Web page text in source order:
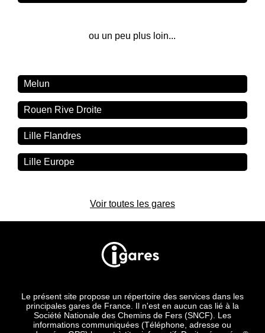
ou un peu plus loin...
Melun
Rouen Rive Droite
Lille Flandres
Lille Europe
Voir toutes les gares
Le présent site propose un répertoire des services dans les
principales gares de France. Il n'est en aucun cas lié à la
Société Nationale des Chemins de Fers (SNCF). Les
informations communiquées (Téléphone, adresse ou